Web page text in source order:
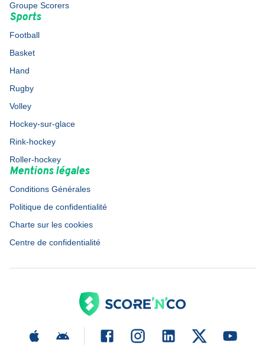
Groupe Scorers
Sports
Football
Basket
Hand
Rugby
Volley
Hockey-sur-glace
Rink-hockey
Roller-hockey
Mentions légales
Conditions Générales
Politique de confidentialité
Charte sur les cookies
Centre de confidentialité